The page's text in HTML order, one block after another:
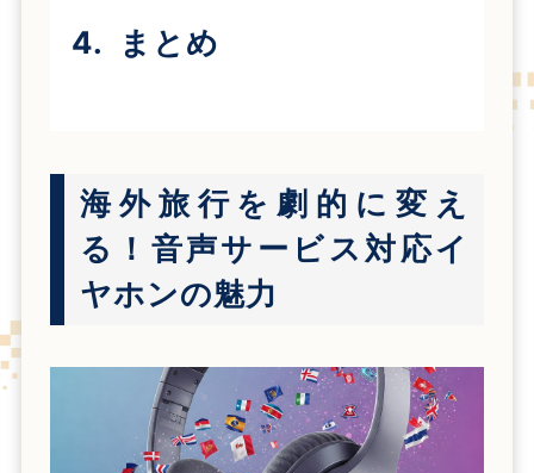
まとめ
海外旅行を劇的に変え
る！音声サービス対応イ
ヤホンの魅力